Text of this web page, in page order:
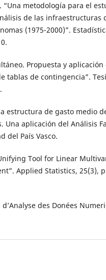
“Una metodología para el
de las infraestructuras
(1975-2000)”.
Propuesta y aplicación
tablas de contingencia”.
estructura de gasto medio
Una aplicación del Análisis
del País Vasco.
Tool for Linear
Applied Statistics, 25(3),
des Donées